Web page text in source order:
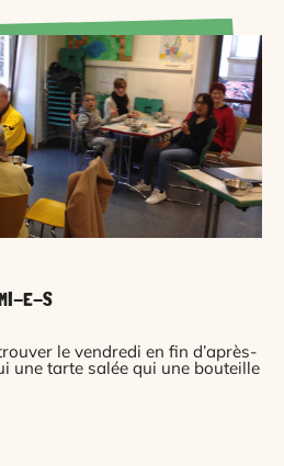
E-S
le vendredi en fin d’après-
une tarte salée qui une bouteille